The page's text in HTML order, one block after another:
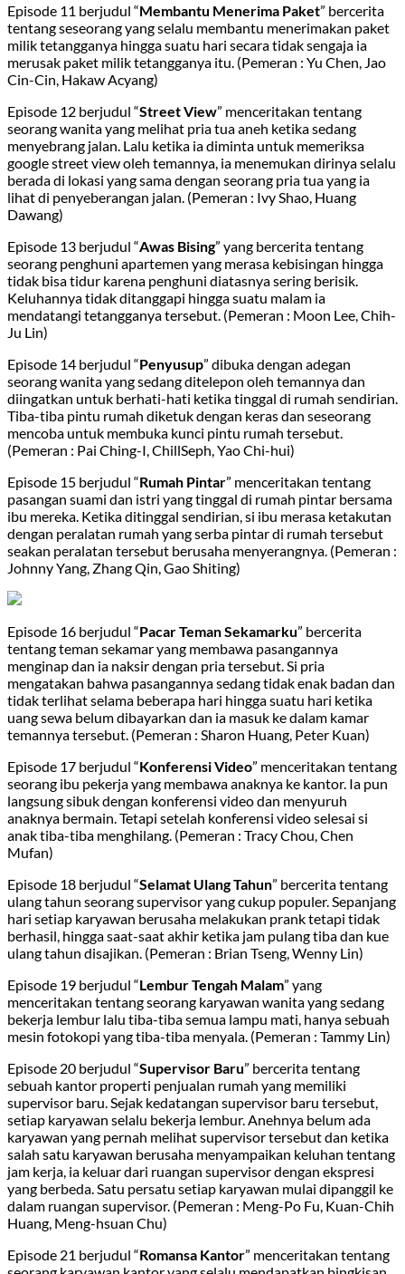
Episode 11 berjudul “Membantu Menerima Paket” bercerita
tentang seseorang yang selalu membantu menerimakan paket
milik tetangganya hingga suatu hari secara tidak sengaja ia
merusak paket milik tetangganya itu. (Pemeran : Yu Chen, Jao
Cin-Cin, Hakaw Acyang)
Episode 12 berjudul “Street View” menceritakan tentang
seorang wanita yang melihat pria tua aneh ketika sedang
menyebrang jalan. Lalu ketika ia diminta untuk memeriksa
google street view oleh temannya, ia menemukan dirinya selalu
berada di lokasi yang sama dengan seorang pria tua yang ia
lihat di penyeberangan jalan. (Pemeran : Ivy Shao, Huang
Dawang)
Episode 13 berjudul “Awas Bising” yang bercerita tentang
seorang penghuni apartemen yang merasa kebisingan hingga
tidak bisa tidur karena penghuni diatasnya sering berisik.
Keluhannya tidak ditanggapi hingga suatu malam ia
mendatangi tetangganya tersebut. (Pemeran : Moon Lee, Chih-
Ju Lin)
Episode 14 berjudul “Penyusup” dibuka dengan adegan
seorang wanita yang sedang ditelepon oleh temannya dan
diingatkan untuk berhati-hati ketika tinggal di rumah sendirian.
Tiba-tiba pintu rumah diketuk dengan keras dan seseorang
mencoba untuk membuka kunci pintu rumah tersebut.
(Pemeran : Pai Ching-I, ChillSeph, Yao Chi-hui)
Episode 15 berjudul “Rumah Pintar” menceritakan tentang
pasangan suami dan istri yang tinggal di rumah pintar bersama
ibu mereka. Ketika ditinggal sendirian, si ibu merasa ketakutan
dengan peralatan rumah yang serba pintar di rumah tersebut
seakan peralatan tersebut berusaha menyerangnya. (Pemeran :
Johnny Yang, Zhang Qin, Gao Shiting)
Episode 16 berjudul “Pacar Teman Sekamarku” bercerita
tentang teman sekamar yang membawa pasangannya
menginap dan ia naksir dengan pria tersebut. Si pria
mengatakan bahwa pasangannya sedang tidak enak badan dan
tidak terlihat selama beberapa hari hingga suatu hari ketika
uang sewa belum dibayarkan dan ia masuk ke dalam kamar
temannya tersebut. (Pemeran : Sharon Huang, Peter Kuan)
Episode 17 berjudul “Konferensi Video” menceritakan tentang
seorang ibu pekerja yang membawa anaknya ke kantor. Ia pun
langsung sibuk dengan konferensi video dan menyuruh
anaknya bermain. Tetapi setelah konferensi video selesai si
anak tiba-tiba menghilang. (Pemeran : Tracy Chou, Chen
Mufan)
Episode 18 berjudul “Selamat Ulang Tahun” bercerita tentang
ulang tahun seorang supervisor yang cukup populer. Sepanjang
hari setiap karyawan berusaha melakukan prank tetapi tidak
berhasil, hingga saat-saat akhir ketika jam pulang tiba dan kue
ulang tahun disajikan. (Pemeran : Brian Tseng, Wenny Lin)
Episode 19 berjudul “Lembur Tengah Malam” yang
menceritakan tentang seorang karyawan wanita yang sedang
bekerja lembur lalu tiba-tiba semua lampu mati, hanya sebuah
mesin fotokopi yang tiba-tiba menyala. (Pemeran : Tammy Lin)
Episode 20 berjudul “Supervisor Baru” bercerita tentang
sebuah kantor properti penjualan rumah yang memiliki
supervisor baru. Sejak kedatangan supervisor baru tersebut,
setiap karyawan selalu bekerja lembur. Anehnya belum ada
karyawan yang pernah melihat supervisor tersebut dan ketika
salah satu karyawan berusaha menyampaikan keluhan tentang
jam kerja, ia keluar dari ruangan supervisor dengan ekspresi
yang berbeda. Satu persatu setiap karyawan mulai dipanggil ke
dalam ruangan supervisor. (Pemeran : Meng-Po Fu, Kuan-Chih
Huang, Meng-hsuan Chu)
Episode 21 berjudul “Romansa Kantor” menceritakan tentang